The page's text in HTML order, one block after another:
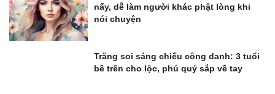
nấy, dễ làm người khác phật lòng khi
nói chuyện
Trăng soi sáng chiếu công danh: 3 tuổi
bề trên cho lộc, phú quý sắp về tay